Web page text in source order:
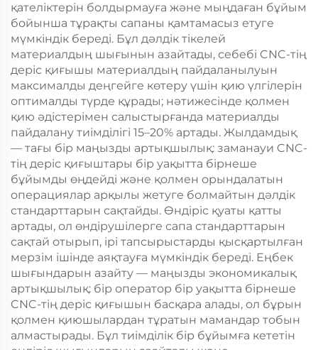
қателіктерін болдырмауға және мыңдаған бұйым
бойынша тұрақты сапаны қамтамасыз етуге
мүмкіндік береді. Бұл дәлдік тікелей
материалдың шығынын азайтады, себебі CNC-тің
деріс қиғышы материалдың пайдаланылуын
максималды деңгейге көтеру үшін қию үлгілерін
оптималды түрде құрады; нәтижесінде қолмен
қию әдістерімен салыстырғанда материалды
пайдалану тиімділігі 15–20% артады. Жылдамдық
— тағы бір маңызды артықшылық: заманауи CNC-
тің деріс қиғыштары бір уақытта бірнеше
бұйымды өңдейді және қолмен орындалатын
операциялар арқылы жетуге болмайтын дәлдік
стандарттарын сақтайды. Өндіріс қуаты қатты
артады, ол өндірушілерге сапа стандарттарын
сақтай отырып, ірі тапсырыстарды қысқартылған
мерзім ішінде аяқтауға мүмкіндік береді. Еңбек
шығындарын азайту — маңызды экономикалық
артықшылық: бір оператор бір уақытта бірнеше
CNC-тің деріс қиғышын басқара алады, ол бұрын
қолмен қиюшылардан тұратын мамандар тобын
алмастырады. Бұл тиімділік бір бұйымға кететін